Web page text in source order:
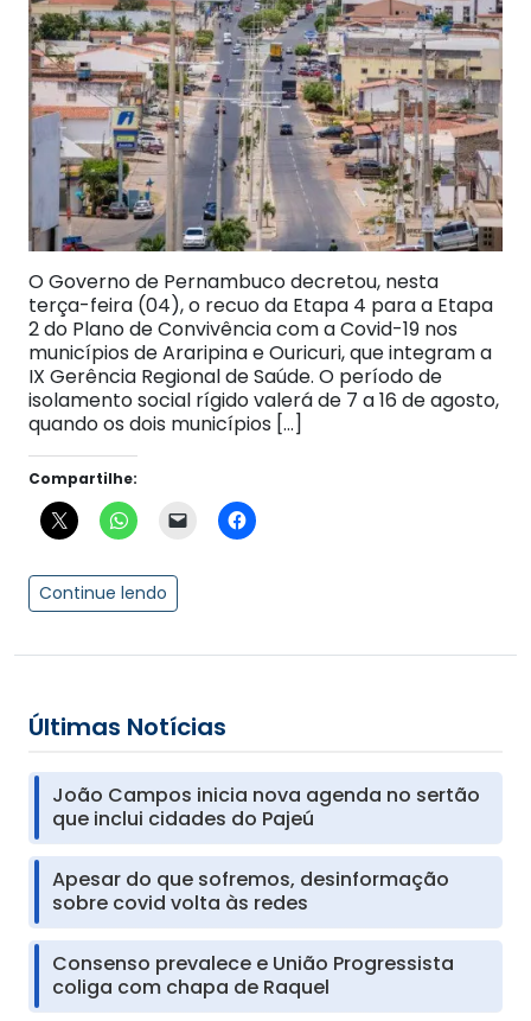
O Governo de Pernambuco decretou, nesta
terça-feira (04), o recuo da Etapa 4 para a Etapa
2 do Plano de Convivência com a Covid-19 nos
municípios de Araripina e Ouricuri, que integram a
IX Gerência Regional de Saúde. O período de
isolamento social rígido valerá de 7 a 16 de agosto,
quando os dois municípios […]
Compartilhe:
Continue lendo
Últimas Notícias
João Campos inicia nova agenda no sertão
que inclui cidades do Pajeú
Apesar do que sofremos, desinformação
sobre covid volta às redes
Consenso prevalece e União Progressista
coliga com chapa de Raquel